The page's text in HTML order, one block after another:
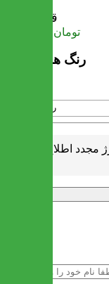
قیمت
تومان
رنگ های موجود
رنگبندی متنوع
اطلاع رسانی